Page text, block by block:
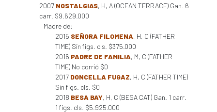
2007 NOSTALGIAS, H, A (OCEAN TERRACE) Gan. 6
carr. $9.629.000
Madre de:
2015 SEÑORA FILOMENA, H, C (FATHER
TIME) Sin figs. cls. $375.000
2016 PADRE DE FAMILIA, M, C (FATHER
TIME) No corrió $0
2017 DONCELLA FUGAZ, H, C (FATHER TIME)
Sin figs. cls. $0
2018 BESA BAY, H, C (BESA CAT) Gan. 1 carr.
1 figs. cls. $5.925.000